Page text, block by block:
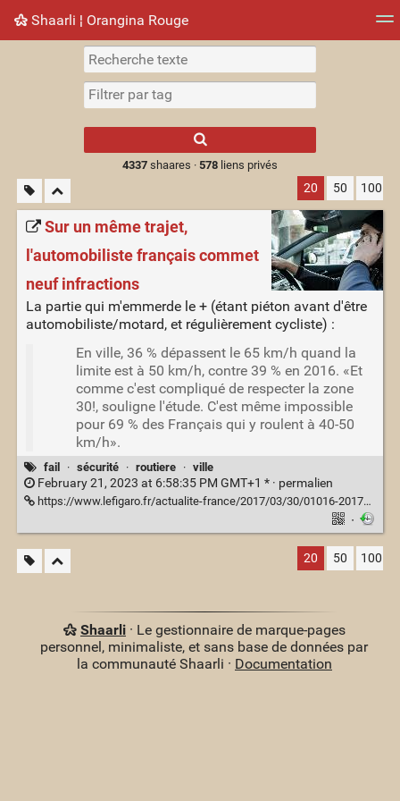
Shaarli ¦ Orangina Rouge
Nuage de tags Mur d'images
results.
4337shaares · 578liens privés
20 50 100
Sur un même trajet,
l'automobiliste français commet
neuf infractions
La partie qui m'emmerde le + (étant piéton avant d'être
automobiliste/motard, et régulièrement cycliste) :
En ville, 36 % dépassent le 65 km/h quand la
limite est à 50 km/h, contre 39 % en 2016. «Et
comme c'est compliqué de respecter la zone
30!, souligne l'étude. C'est même impossible
pour 69 % des Français qui y roulent à 40-50
km/h».
fail · sécurité · routiere · ville
February 21, 2023 at 6:58:35 PM GMT+1 * · permalien
https://www.lefigaro.fr/actualite-france/2017/03/30/01016-20170330ARTFIG00004-l-automobiliste-commet-neuf-infractions-sur-un-meme-trajet.php
·
20 50 100
Shaarli· Le gestionnaire de marque-pages
personnel, minimaliste, et sans base de données par
la communauté Shaarli · Documentation